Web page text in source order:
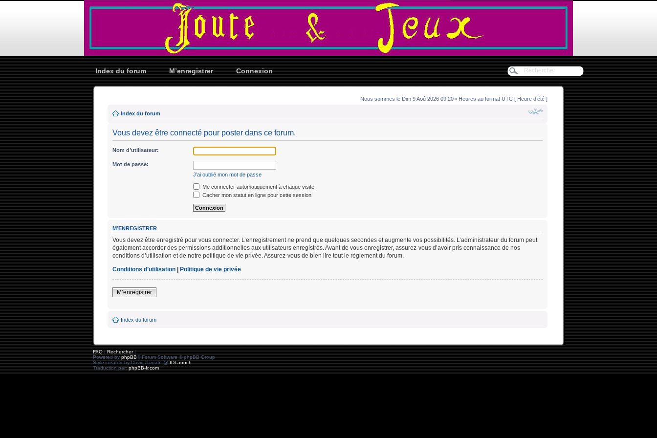
Index du forum M’enregistrer Connexion
Nous sommes le Dim 9 Aoû 2026 09:20 • Heures au format UTC [ Heure d’été ]
Index du forum
Vous devez être connecté pour poster dans ce forum.
Nom d’utilisateur:
Mot de passe:
J’ai oublié mon mot de passe
Me connecter automatiquement à chaque visite
Cacher mon statut en ligne pour cette session
M’ENREGISTRER
Vous devez être enregistré pour vous connecter. L’enregistrement ne prend que quelques secondes et augmente vos possibilités. L’administrateur du forum peut
également accorder des permissions additionnelles aux utilisateurs enregistrés. Avant de vous enregistrer, assurez-vous d’avoir pris connaissance de nos
conditions d’utilisation et de notre politique de vie privée. Assurez-vous de bien lire tout le règlement du forum.
Conditions d’utilisation | Politique de vie privée
M’enregistrer
Index du forum
FAQ|Rechercher|
Powered byphpBB® Forum Software © phpBB Group
Style created by David Jansen @IDLaunch
Traduction par:phpBB-fr.com